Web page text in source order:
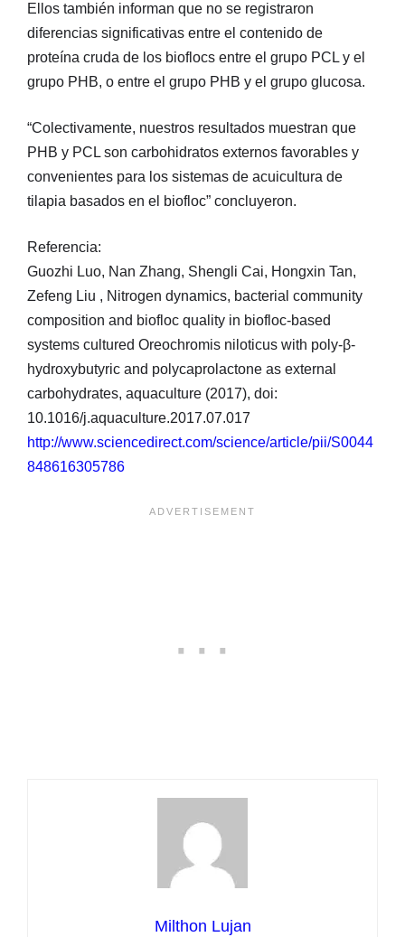
Ellos también informan que no se registraron
diferencias significativas entre el contenido de
proteína cruda de los bioflocs entre el grupo PCL y el
grupo PHB, o entre el grupo PHB y el grupo glucosa.
“Colectivamente, nuestros resultados muestran que
PHB y PCL son carbohidratos externos favorables y
convenientes para los sistemas de acuicultura de
tilapia basados en el biofloc” concluyeron.
Referencia:
Guozhi Luo, Nan Zhang, Shengli Cai, Hongxin Tan,
Zefeng Liu , Nitrogen dynamics, bacterial community
composition and biofloc quality in biofloc-based
systems cultured Oreochromis niloticus with poly-β-
hydroxybutyric and polycaprolactone as external
carbohydrates, aquaculture (2017), doi:
10.1016/j.aquaculture.2017.07.017
http://www.sciencedirect.com/science/article/pii/S0044
848616305786
Milthon Lujan